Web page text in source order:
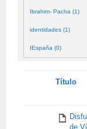
Ibrahim- Pacha (1)
identidades (1)
IEspaña (0)
Título
de